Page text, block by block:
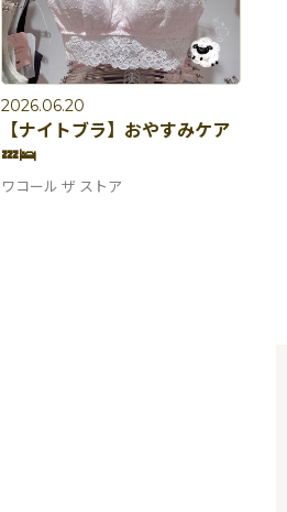
2026.06.20
【ナイトブラ】おやすみケア
💤🛌
ワコール ザ ストア